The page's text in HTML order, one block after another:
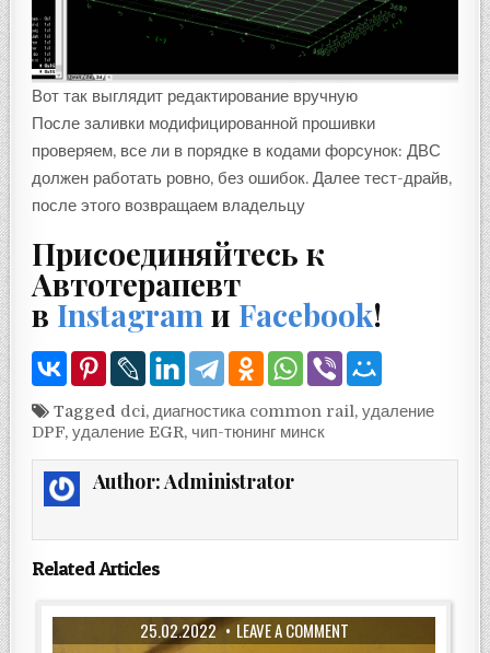
Вот так выглядит редактирование вручную
После заливки модифицированной прошивки
проверяем, все ли в порядке в кодами форсунок: ДВС
должен работать ровно, без ошибок. Далее тест-драйв,
после этого возвращаем владельцу
Присоединяйтесь к
Автотерапевт
в Instagram и Facebook!
Tagged dci, диагностика common rail,удаление
DPF,удаление EGR, чип-тюнинг минск
Author:Administrator
Related Articles
25.02.2022 LEAVE A COMMENT